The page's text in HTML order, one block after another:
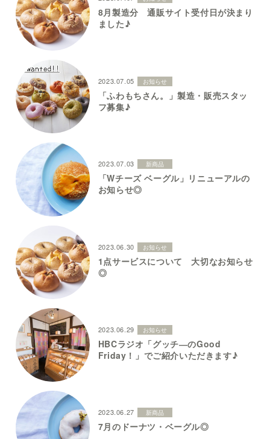
8月製造分 通販サイト受付日が決まり
ました♪
2023.07.05 お知らせ
「ふわもちさん。」製造・販売スタッ
フ募集♪
2023.07.03 新商品
「Wチーズ ベーグル」リニューアルの
お知らせ◎
2023.06.30 お知らせ
1点サービスについて 大切なお知らせ
◎
2023.06.29 お知らせ
HBCラジオ「グッチ―のGood
Friday！」でご紹介いただきます♪
2023.06.27 新商品
7月のドーナツ・ベーグル◎